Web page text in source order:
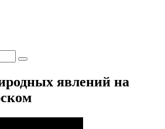
явлений на